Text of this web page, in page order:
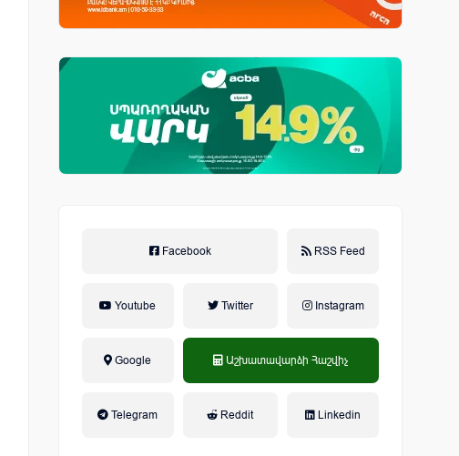
Facebook RSS Feed
Youtube Twitter Instagram
Google Աշխատավարձի Հաշվիչ
Telegram Reddit Linkedin